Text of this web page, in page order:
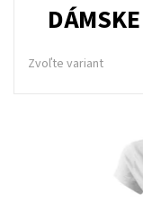
Zvoľte variant